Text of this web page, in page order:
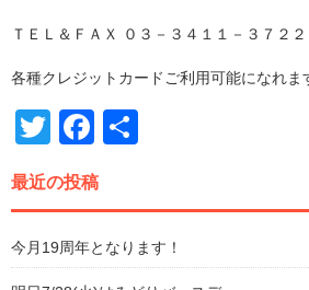
ＴＥＬ＆ＦＡＸ ‪０３－３４１１－３７２２‬
各種クレジットカードご利用可能になれま
TwitterFacebook
最近の投稿
今月19周年となります！